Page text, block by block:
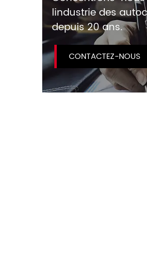
lindustrie des
depuis 20 ans.
CONTACTEZ-NOUS